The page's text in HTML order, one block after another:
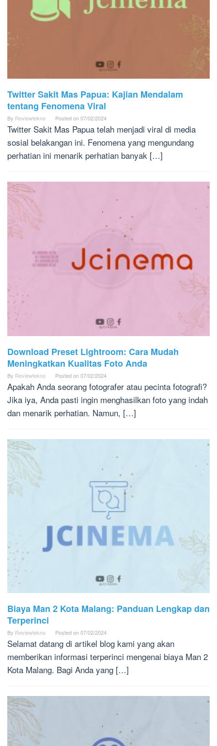
Twitter Sakit Mas Papua: Kajian Mendalam
tentang Fenomena Viral
By Reviewtekno Posted on07/02/2024
Twitter Sakit Mas Papua telah menjadi viral di media
sosial belakangan ini. Fenomena yang mengundang
perhatian ini menarik perhatian banyak […]
Download Preset Lightroom: Cara Mudah
Meningkatkan Kualitas Foto Anda
By Reviewtekno Posted on07/02/2024
Apakah Anda seorang fotografer atau pecinta fotografi?
Jika iya, Anda pasti ingin menghasilkan foto yang indah
dan menarik perhatian. Namun, […]
Biaya Man 2 Kota Malang: Panduan Lengkap dan
Terperinci
By Reviewtekno Posted on07/02/2024
Selamat datang di artikel blog kami yang akan
memberikan informasi terperinci mengenai biaya Man 2
Kota Malang. Bagi Anda yang […]